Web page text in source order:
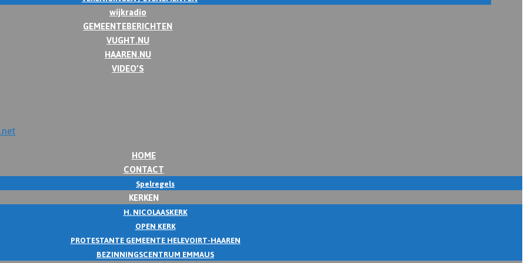
wijkradio
GEMEENTEBERICHTEN
VUGHT.NU
HAAREN.NU
VIDEO’S
HOME
CONTACT
Spelregels
KERKEN
H. NICOLAASKERK
OPEN KERK
PROTESTANTE GEMEENTE HELEVOIRT-HAAREN
BEZINNINGSCENTRUM EMMAUS